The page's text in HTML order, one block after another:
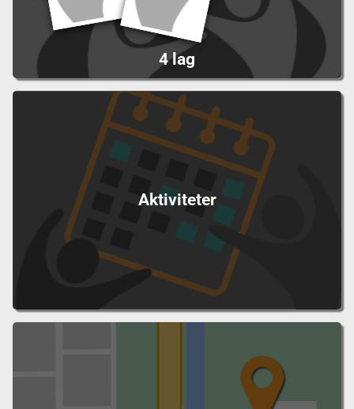
4 lag
Aktiviteter